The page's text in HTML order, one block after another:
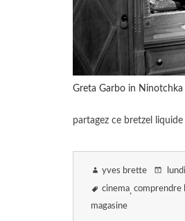
Greta Garbo in
partagez ce bretzel
yves brette
cinema comprendre
magasine